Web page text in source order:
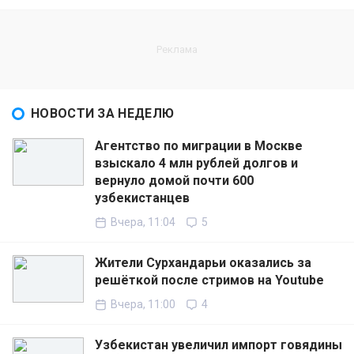
НОВОСТИ ЗА НЕДЕЛЮ
Агентство по миграции в Москве
взыскало 4 млн рублей долгов и
вернуло домой почти 600
узбекистанцев
Вчера, 11:04 5
Жители Сурхандарьи оказались за
решёткой после стримов на Youtube
Вчера, 11:00 4
Узбекистан увеличил импорт говядины